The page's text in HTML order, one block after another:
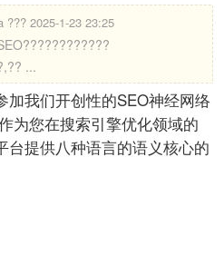
??? 2025-1-23 23:25
...
加我们开创性的SEO神经网络
为您在搜索引擎优化领域的
台提供八种语言的语义核心的